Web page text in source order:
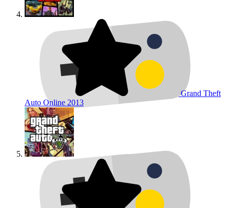
Grand Theft
Auto Online 2013